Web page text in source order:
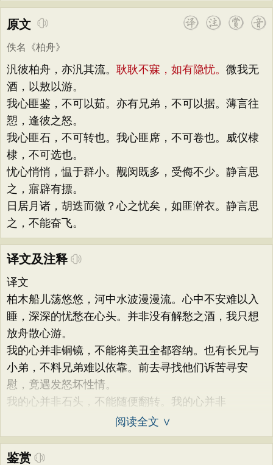
原文
佚名 《柏舟》
汎彼柏舟，亦汎其流。 耿耿不寐，如有隐忧。 微我无
酒，以敖以游。
我心匪鉴，不可以茹。亦有兄弟，不可以据。薄言往
愬，逢彼之怒。
我心匪石，不可转也。我心匪席，不可卷也。威仪棣
棣，不可选也。
忧心悄悄，愠于群小。觏闵既多，受侮不少。静言思
之，寤辟有摽。
日居月诸，胡迭而微？心之忧矣，如匪澣衣。静言思
之，不能奋飞。
译文及注释
译文
柏木船儿荡悠悠，河中水波漫漫流。心中不安难以入
睡，深深的忧愁在心头。并非没有解愁之酒，我只想
放舟散心游。
我的心并非铜镜，不能将美丑全都容纳。也有长兄与
小弟，不料兄弟难以依靠。前去寻找他们诉苦寻安
慰，竟遇发怒坏性情。
我的心并非石头，不能随便翻转。我的心并非
阅读全文 ∨
鉴赏